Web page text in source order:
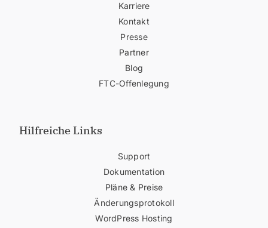
Karriere
Kontakt
Presse
Partner
Blog
FTC-Offenlegung
Hilfreiche Links
Support
Dokumentation
Pläne & Preise
Änderungsprotokoll
WordPress Hosting